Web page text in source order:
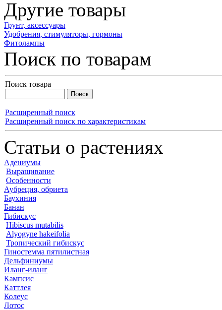
Другие товары
Грунт, аксессуары
Удобрения, стимуляторы, гормоны
Фитолампы
Поиск по товарам
Поиск товара
Расширенный поиск
Расширенный поиск по характеристикам
Статьи о растениях
Адениумы
Выращивание
Особенности
Аубреция, обриета
Баухиния
Банан
Гибискус
Hibiscus mutabilis
Alyogyne hakeifolia
Тропический гибискус
Гиностемма пятилистная
Дельфиниумы
Иланг-иланг
Кампсис
Каттлея
Колеус
Лотос